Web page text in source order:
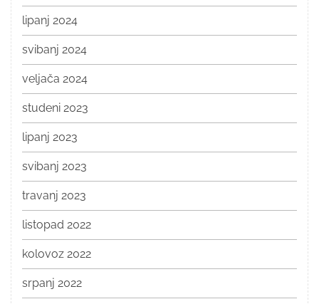
lipanj 2024
svibanj 2024
veljača 2024
studeni 2023
lipanj 2023
svibanj 2023
travanj 2023
listopad 2022
kolovoz 2022
srpanj 2022